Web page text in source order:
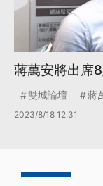
蔣萬安將出席
雙城論壇 蔣
2023/8/18 12:31